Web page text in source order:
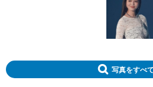
写真をすべ